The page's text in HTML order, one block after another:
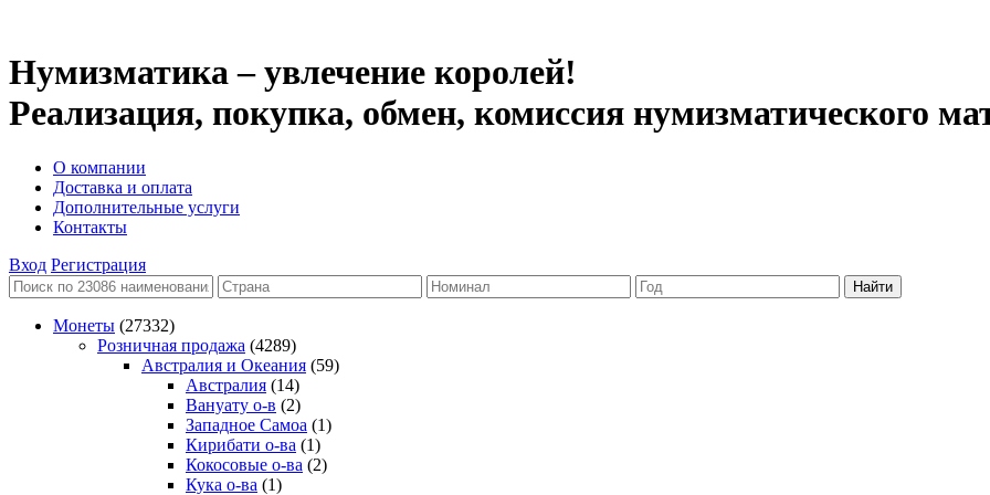
Нумизматика – увлечение королей!
Реализация, покупка, обмен, комиссия нумизматического
О компании
Доставка и оплата
Дополнительные услуги
Контакты
Вход Регистрация
Монеты (27332)
Розничная продажа (4289)
Австралия и Океания (59)
Австралия (14)
Вануату о-в (2)
Западное Самоа (1)
Кирибати о-ва (1)
Кокосовые о-ва (2)
Кука о-ва (1)